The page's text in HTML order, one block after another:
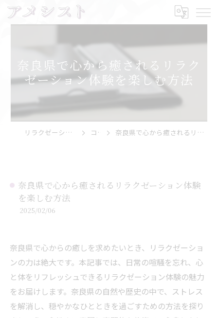
奈良県で心から癒されるリラク
ゼーション体験を楽しむ方法
リラクゼーションならアメシスト コラム 奈良県で心から癒されるリラクゼーション体験を楽しむ方法
奈良県で心から癒されるリラクゼーション体験
を楽しむ方法
2025/02/06
奈良県で心からの癒しを求めたいとき、リラクゼーショ
ンの力は絶大です。本記事では、日常の喧騒を忘れ、心
と体をリフレッシュできるリラクゼーション体験の魅力
をお届けします。奈良県の自然や歴史の中で、ストレス
を解消し、穏やかなひとときを過ごすための方法を探り